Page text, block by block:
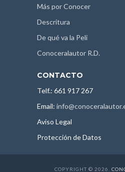
Más por Conocer
Descritura
De qué va la Peli
Conoceralautor R.D.
CONTACTO
Telf.: 661 917 267
Email:
Aviso Legal
Protección de Datos
COPYRIGHT © 2026.